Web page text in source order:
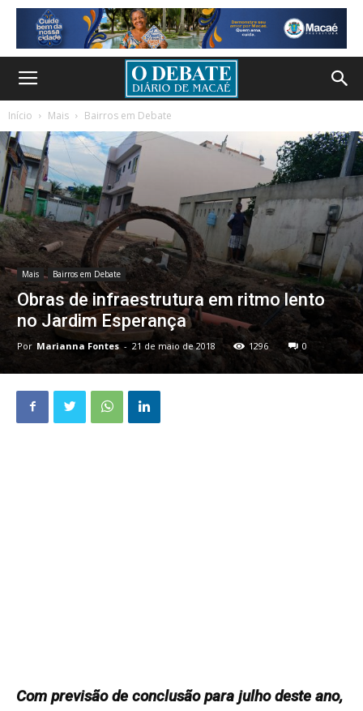
Início Mais Bairros em Debate
Mais Bairros em Debate
Obras de infraestrutura em ritmo lento
no Jardim Esperança
Por Marianna Fontes - 21 de maio de 2018 1296 0
Com previsão de conclusão para julho deste ano,